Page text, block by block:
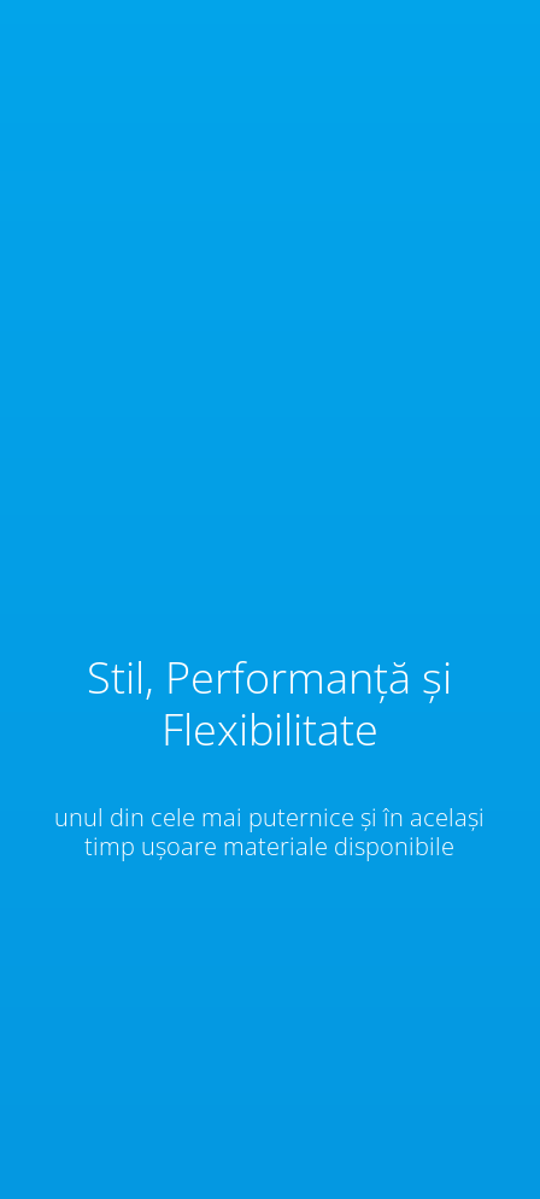
Stil, Performanță și
Flexibilitate
unul din cele mai puternice și în același
timp ușoare materiale disponibile